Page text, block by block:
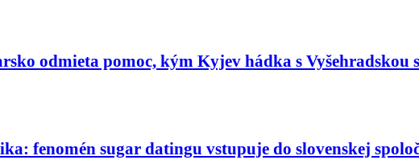
odmieta pomoc, kým Kyjev hádka s Vyšehradskou
fenomén sugar datingu vstupuje do slovenskej